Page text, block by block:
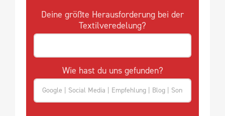
Deine größte Herausforderung bei der
Textilveredelung?
Wie hast du uns gefunden?